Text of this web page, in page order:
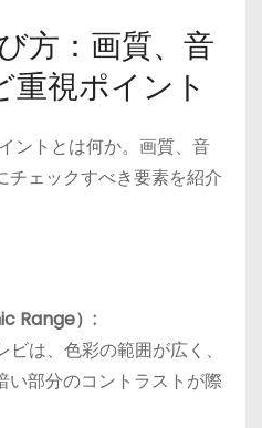
方：画質、音
重視ポイント
ントとは何か。画質、音
チェックすべき要素を紹介
Range）:
ビは、色彩の範囲が広く、
い部分のコントラストが際